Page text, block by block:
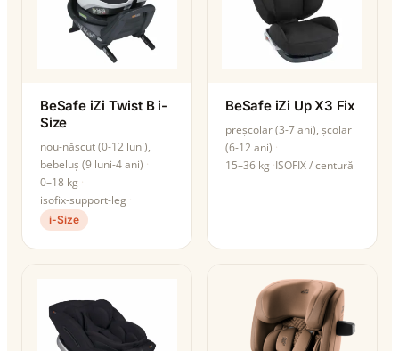
BeSafe iZi Twist B i-
Size
nou-născut (0-12 luni),
bebeluș (9 luni-4 ani)
0–18 kg
isofix-support-leg
i-Size
BeSafe iZi Up X3 Fix
preșcolar (3-7 ani), școlar
(6-12 ani)
15–36 kg ISOFIX / centură